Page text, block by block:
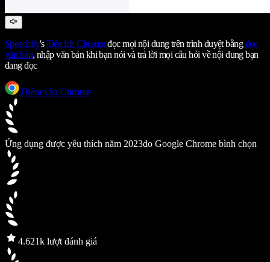
Speechify'sTiện ích Chromeđọc mọi nội dung trên trình duyệt bằngđọc
văn bản, nhập văn bản khi bạn nói và trả lời mọi câu hỏi về nội dung bạn
đang đọc
Thêm vào Chrome
Ứng dụng được yêu thích năm 2023do Google Chrome bình chọn
4.621k lượt đánh giá